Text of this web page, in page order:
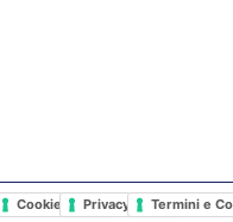
Cookie PolicyPrivacy PolicyTermini e